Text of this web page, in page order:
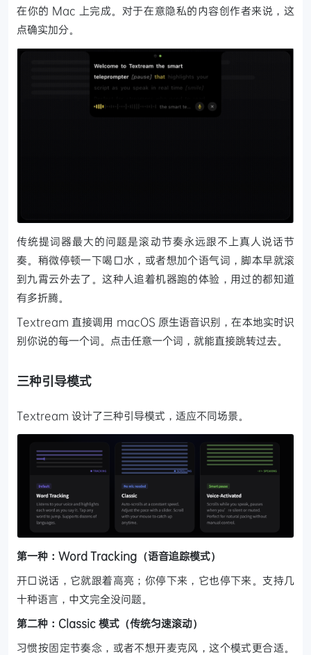
在你的 Mac 上完成。对于在意隐私的内容创作者来说，这
点确实加分。
传统提词器最大的问题是滚动节奏永远跟不上真人说话节
奏。稍微停顿一下喝口水，或者想加个语气词，脚本早就滚
到九霄云外去了。这种人追着机器跑的体验，用过的都知道
有多折腾。
Textream 直接调用 macOS 原生语音识别，在本地实时识
别你说的每一个词。点击任意一个词，就能直接跳转过去。
三种引导模式
Textream 设计了三种引导模式，适应不同场景。
第一种：Word Tracking（语音追踪模式）
开口说话，它就跟着高亮；你停下来，它也停下来。支持几
十种语言，中文完全没问题。
第二种：Classic 模式（传统匀速滚动）
习惯按固定节奏念，或者不想开麦克风，这个模式更合适。